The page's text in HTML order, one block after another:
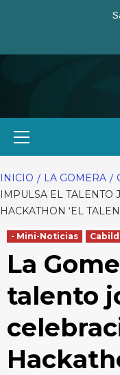
INICIO LA GOMERA
IMPULSA EL TALENTO
HACKATHON ‘EL
- Mini-Noticias
La
talento